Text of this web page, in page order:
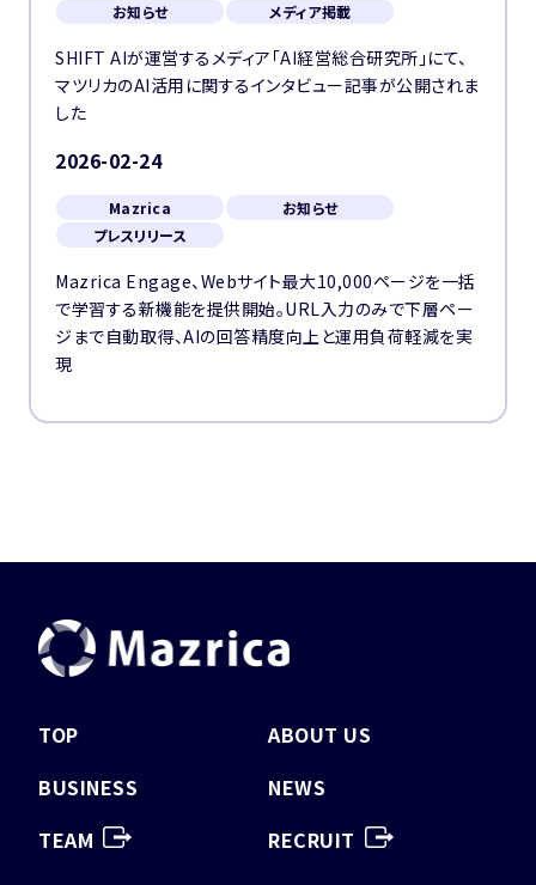
お知らせ メディア掲載
SHIFT AIが運営するメディア「AI経営総合研究所」にて、
マツリカのAI活用に関するインタビュー記事が公開されま
した
2026-02-24
Mazrica
お知らせ
プレスリリース
Mazrica Engage、Webサイト最大10,000ページを一括
で学習する新機能を提供開始。URL入力のみで下層ペー
ジまで自動取得、AIの回答精度向上と運用負荷軽減を実
現
TOP
ABOUT US
BUSINESS
NEWS
TEAM
RECRUIT